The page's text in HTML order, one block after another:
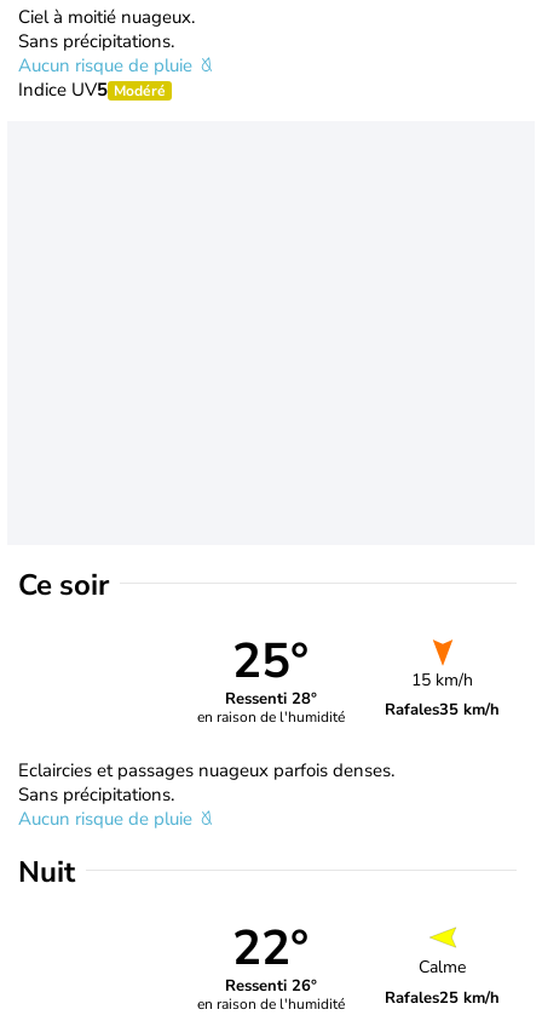
Ciel à moitié nuageux.
Sans précipitations.
Aucun risque de pluie
Indice UV5 Modéré
Ce soir
25°
Ressenti 28°
en raison de l'humidité
15 km/h
Rafales35 km/h
Eclaircies et passages nuageux parfois denses.
Sans précipitations.
Aucun risque de pluie
Nuit
22°
Ressenti 26°
en raison de l'humidité
Calme
Rafales25 km/h